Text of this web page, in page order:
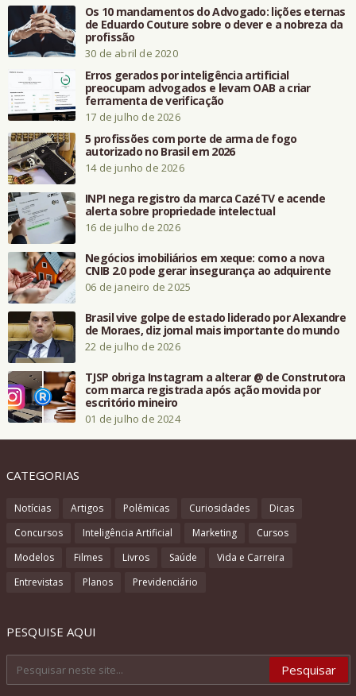
Os 10 mandamentos do Advogado: lições eternas
de Eduardo Couture sobre o dever e a nobreza da
profissão
30 de abril de 2020
Erros gerados por inteligência artificial
preocupam advogados e levam OAB a criar
ferramenta de verificação
17 de julho de 2026
5 profissões com porte de arma de fogo
autorizado no Brasil em 2026
14 de junho de 2026
INPI nega registro da marca CazéTV e acende
alerta sobre propriedade intelectual
16 de julho de 2026
Negócios imobiliários em xeque: como a nova
CNIB 2.0 pode gerar insegurança ao adquirente
06 de janeiro de 2025
Brasil vive golpe de estado liderado por Alexandre
de Moraes, diz jornal mais importante do mundo
22 de julho de 2026
TJSP obriga Instagram a alterar @ de Construtora
com marca registrada após ação movida por
escritório mineiro
01 de julho de 2024
CATEGORIAS
Notícias Artigos Polêmicas Curiosidades
Dicas
Concursos
Inteligência Artificial Marketing
Cursos
Modelos
Filmes Livros Saúde
Vida e Carreira
Entrevistas
Planos Previdenciário
PESQUISE AQUI